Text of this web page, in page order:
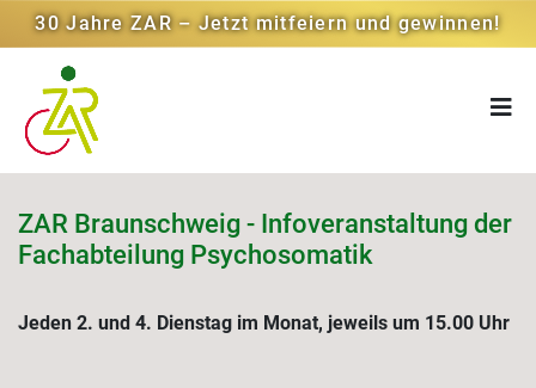
30 Jahre ZAR – Jetzt mitfeiern und gewinnen!
ZAR Braunschweig - Infoveranstaltung der
Fachabteilung Psychosomatik
Jeden 2. und 4. Dienstag im Monat, jeweils um 15.00 Uhr